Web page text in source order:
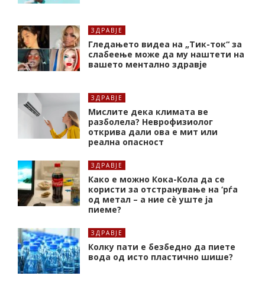
ЗДРАВЈЕ
Гледањето видеа на „Тик-ток“ за
слабеење може да му наштети на
вашето ментално здравје
ЗДРАВЈЕ
Мислите дека климата ве
разболела? Неврофизиолог
открива дали ова е мит или
реална опасност
ЗДРАВЈЕ
Како е можно Кока-Кола да се
користи за отстранување на ‘рѓа
од метал – а ние сè уште ја
пиеме?
ЗДРАВЈЕ
Колку пати е безбедно да пиете
вода од исто пластично шише?